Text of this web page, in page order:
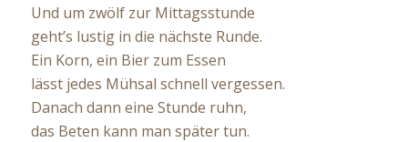
Und um zwölf zur Mittagsstunde
geht’s lustig in die nächste Runde.
Ein Korn, ein Bier zum Essen
lässt jedes Mühsal schnell vergessen.
Danach dann eine Stunde ruhn,
das Beten kann man später tun.